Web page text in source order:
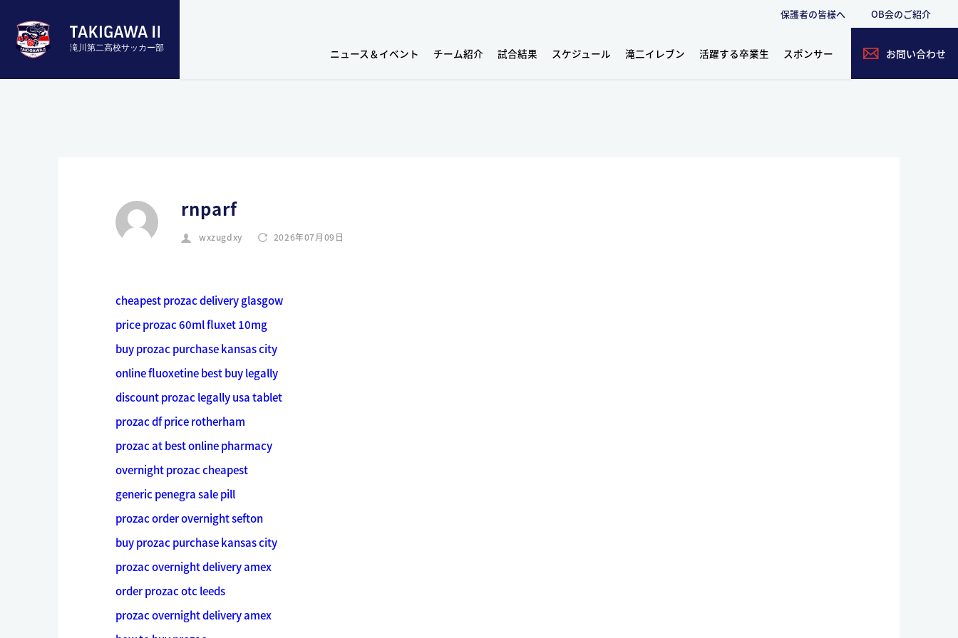
滝川第二高校サッカー部
保護者の皆様へ OB会のご紹介
ニュース＆イベント チーム紹介 試合結果 スケジュール 滝二イレブン 活躍する卒業生 スポンサー お問い合わせ
rnparf
wxzugdxy 2026年07月09日
cheapest prozac delivery glasgow
price prozac 60ml fluxet 10mg
buy prozac purchase kansas city
online fluoxetine best buy legally
discount prozac legally usa tablet
prozac df price rotherham
prozac at best online pharmacy
overnight prozac cheapest
generic penegra sale pill
prozac order overnight sefton
buy prozac purchase kansas city
prozac overnight delivery amex
order prozac otc leeds
prozac overnight delivery amex